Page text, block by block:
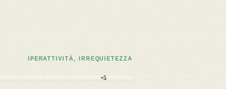
IPERATTIVITÀ, IRREQUIETEZZA
+5